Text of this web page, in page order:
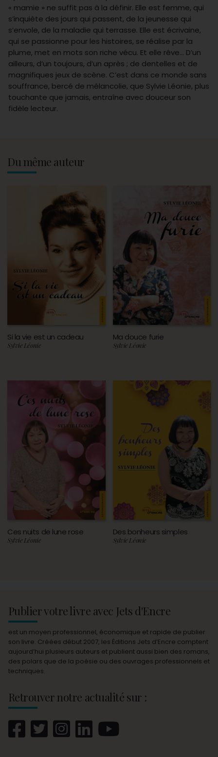
« mamie » ne suffit pas à la définir. Elle est femme, qui
s’inquiète des jours qui passent, de la jeunesse qui
s’envole, de la maladie qui terrasse. Elle est écrivaine,
qui se passionne pour les histoires, se réalise par la
plume, met en mots son riche vécu. Et elle rêve… D’un
ailleurs, d’un toujours, d’un après ; de dentelles et de
magnifiques jeux de scène. C’est dans ce monde sans
souffrance, bercé de mélancolie, que Sylvie Léonie, plus
touchante que jamais, entraîne avec douceur son
fidèle lecteur.
Du même auteur
Si la vie est un cadeau
Sylvie Léonie
Ma douce furie
Sylvie Léonie
Ces nuits de lune rose
Sylvie Léonie
Des bonheurs simples
Sylvie Léonie
Publier votre livre avec Jets d'Encre
est un moyen professionnel, économique et rapide de publier
son livre. Créées début 2007, les Éditions Jets d’Encre comptent
aujourd’hui plusieurs auteurs et publient aussi bien des romans,
des polars que de la poésie ou des ouvrages professionnels et
techniques.
Retrouver notre actualité sur :